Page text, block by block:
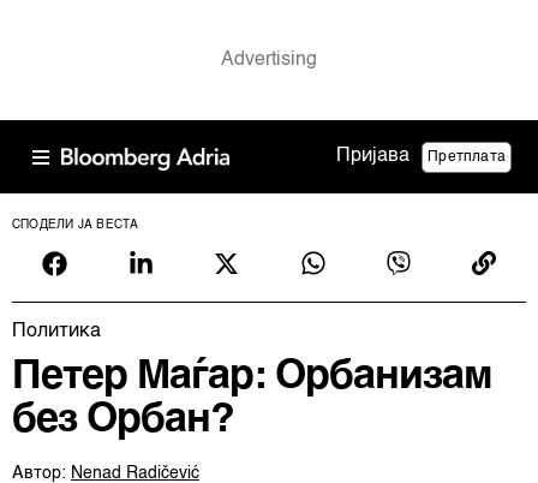
Пријава Претплата
СПОДЕЛИ ЈА ВЕСТА
Политика
Петер Маѓар: Орбанизам
без Орбан?
Автор: Nenad Radičević